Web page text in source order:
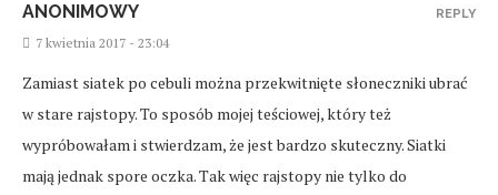
ANONIMOWY
7 kwietnia 2017 - 23:04
Zamiast siatek po cebuli można przekwitnięte słoneczniki ubrać
w stare rajstopy. To sposób mojej teściowej, który też
wypróbowałam i stwierdzam, że jest bardzo skuteczny. Siatki
mają jednak spore oczka. Tak więc rajstopy nie tylko do
REPLY